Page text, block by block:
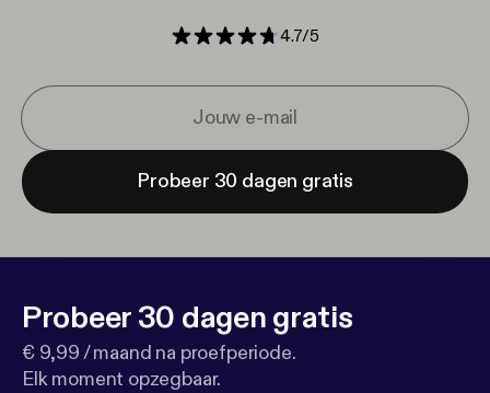
4.7/5
Probeer 30 dagen gratis
Probeer 30 dagen gratis
€ 9,99 / maand na proefperiode.
Elk moment opzegbaar.